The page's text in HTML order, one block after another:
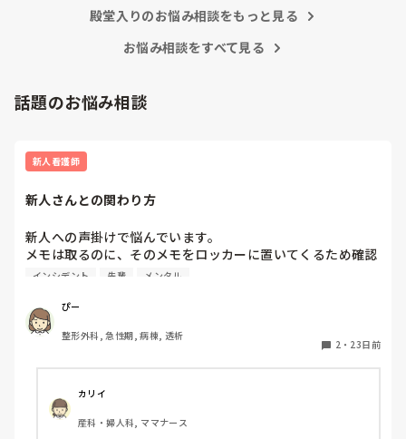
殿堂入りのお悩み相談をもっと見る
お悩み相談をすべて見る
話題のお悩み相談
新人看護師
新人さんとの関わり方
新人への声掛けで悩んでいます。
メモは取るのに、そのメモをロッカーに置いてくるため確認
ができずに何回も同じことを聞いてくる新人さんがいます。
ばるので持ってきてません」と返答が来ました。
予想外の返答に、「あ、そうなんや、、、」としか言えず🫩
インシデントを起こし、ほかの先輩に怒られている時も響い
ある意味メンタルが強いというかなんというか。
どう関わればいいでしょうか
インシデント 先輩 メンタル
ぴー
整形外科, 急性期, 病棟, 透析
2 ・ 23日前
カリイ
産科・婦人科, ママナース